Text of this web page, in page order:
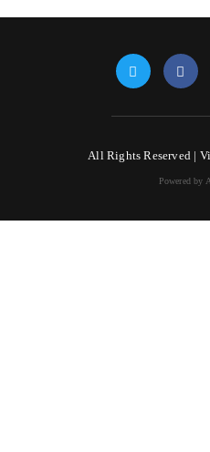
All Rights Reserved |
Powered by